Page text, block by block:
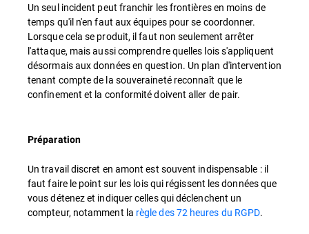
Un seul incident peut franchir les frontières en moins de
temps qu'il n'en faut aux équipes pour se coordonner.
Lorsque cela se produit, il faut non seulement arrêter
l'attaque, mais aussi comprendre quelles lois s'appliquent
désormais aux données en question. Un plan d'intervention
tenant compte de la souveraineté reconnaît que le
confinement et la conformité doivent aller de pair.
Préparation
Un travail discret en amont est souvent indispensable : il
faut faire le point sur les lois qui régissent les données que
vous détenez et indiquer celles qui déclenchent un
compteur, notamment la règle des 72 heures du RGPD.